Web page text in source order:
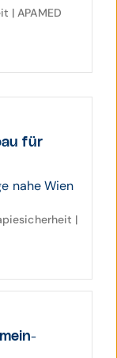
| APAMED
für
nahe Wien
|